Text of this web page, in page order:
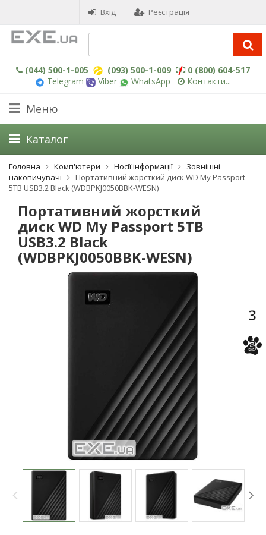
Вхід Реєстрація
(044) 500-1-005 (093) 500-1-009
0 (800) 604-517
Telegram
Viber WhatsApp Контакти...
Меню
Головна Комп'ютери Носії інформації
Зовнішні
накопичувачі
Портативний жорсткий диск WD My Passport
5TB USB3.2 Black (WDBPKJ0050BBK-WESN)
Портативний жорсткий
диск WD My Passport 5TB
USB3.2 Black
(WDBPKJ0050BBK-WESN)
3
3
Каталог